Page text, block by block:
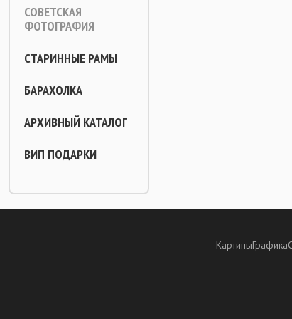
СОВЕТСКАЯ
ФОТОГРАФИЯ
СТАРИННЫЕ РАМЫ
БАРАХОЛКА
АРХИВНЫЙ КАТАЛОГ
ВИП ПОДАРКИ
КартиныГрафика